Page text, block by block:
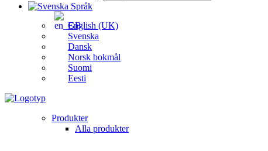
Språk
English (UK)
Svenska
Dansk
Norsk bokmål
Suomi
Eesti
Produkter
Alla produkter